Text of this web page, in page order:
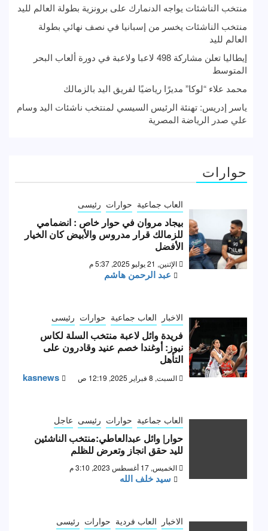
منتخب الناشئات يواجه الدنمارك على برونزية بطولة العالم لليد
منتخب الناشئات يخسر من إسبانيا في نصف نهائي بطولة
العالم لليد
إيطاليا تعلن مشاركة 498 لاعبا ولاعبة في دورة ألعاب البحر
المتوسط
محمد علاء “لوكا” مديرًا رياضيًا لفريق اليد بالزمالك
ياسر إدريس: تهنئة الرئيس السيسي لمنتخب ناشئات اليد وسام
علي صدر الرياضة المصرية
حوارات
العاب جماعية حوارات رئيسى
بيجاد مروان في حوار خاص : انضمامي
للزمالك قرار مدروس والأبيض كان الخيار
الأفضل
الإثنين, 21 يوليو 2025, 5:37 م
عبد الرحمن هاشم
الاخبار العاب جماعية حوارات رئيسى
فريدة وائل لاعبة منتخب السلة لكاس
نيوز: أوغندا خصم عنيد وقادرون على
التأهل
السبت, 8 فبراير 2025, 12:19 ص kasnews
العاب جماعية حوارات رئيسى عاجل
حوار| وائل عبدالعاطي:منتخب الناشئين
لليد حقق انجاز وتعرض للظلم
الخميس, 17 أغسطس 2023, 3:10 م
سيد خلف الله
الاخبار العاب فردية حوارات رئيسى